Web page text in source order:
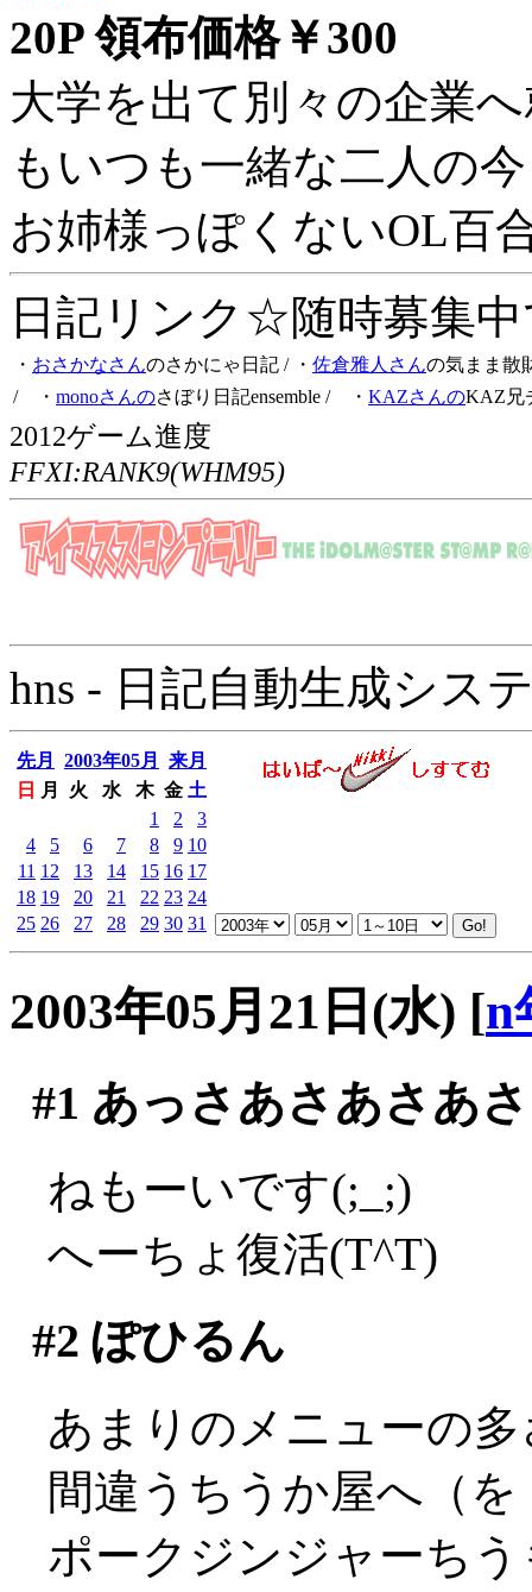
20P 領布価格￥300
大学を出て別々の企業
もいつも一緒な二人の
お姉様っぽくないOL百
日記リンク☆随時募集
・ おさかなさんのさかにゃ日記 / ・ 佐倉雅人さんの気まま散
/ ・ monoさんのさぼり日記ensemble / ・ KAZさんのKAZ兄
2012ゲーム進度
FFXI:RANK9(WHM95)
hns - 日記自動生成シス
先月 2003年05月
来月
日
月 火 水 木 金 土
1
2
3
4
5 6 7 8 9 10
11 12 13 14 15 16 17
18 19 20 21 22 23 24
25 26 27 28 29 30 31
2003年05月21日(水) [n
#1 あっさあさあさあ
ねもーいです(;_;)
へーちょ復活(T^T)
#2 ぽひるん
あまりのメニューの
間違うちうか屋へ（を
ポークジンジャーち